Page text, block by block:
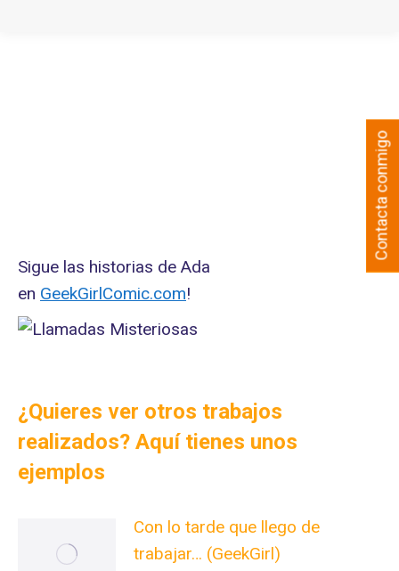
Sigue las historias de Ada
en GeekGirlComic.com!
¿Quieres ver otros trabajos
realizados? Aquí tienes unos
ejemplos
Con lo tarde que llego de
trabajar… (GeekGirl)
Contacta conmigo